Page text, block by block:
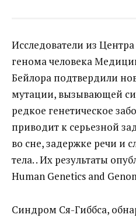
Исследователи из
генома человека
Бейлора подтвердили
мутации, вызывающей
редкое генетическое
приводит к серьезной
во сне, задержке речи и
тела. . Их результаты
Human Genetics and
Синдром Ся-Гиббса,